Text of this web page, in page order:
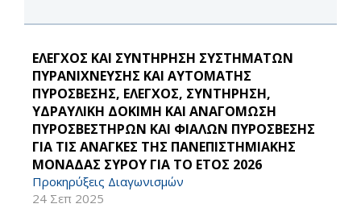
ΕΛΕΓΧΟΣ ΚΑΙ ΣΥΝΤΗΡΗΣΗ ΣΥΣΤΗΜΑΤΩΝ
ΠΥΡΑΝΙΧΝΕΥΣΗΣ ΚΑΙ ΑΥΤΟΜΑΤΗΣ
ΠΥΡΟΣΒΕΣΗΣ, ΕΛΕΓΧΟΣ, ΣΥΝΤΗΡΗΣΗ,
ΥΔΡΑΥΛΙΚΗ ΔΟΚΙΜΗ ΚΑΙ ΑΝΑΓΟΜΩΣΗ
ΠΥΡΟΣΒΕΣΤΗΡΩΝ ΚΑΙ ΦΙΑΛΩΝ ΠΥΡΟΣΒΕΣΗΣ
ΓΙΑ ΤΙΣ ΑΝΑΓΚΕΣ ΤΗΣ ΠΑΝΕΠΙΣΤΗΜΙΑΚΗΣ
ΜΟΝΑΔΑΣ ΣΥΡΟΥ ΓΙΑ ΤΟ ΕΤΟΣ 2026
Προκηρύξεις Διαγωνισμών
24 Σεπ 2025